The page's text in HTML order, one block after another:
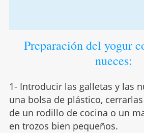
Preparación del yogur
nueces:
1- Introducir las galletas y las
una bolsa de plástico,
de un rodillo de cocina o un
en trozos bien pequeños.